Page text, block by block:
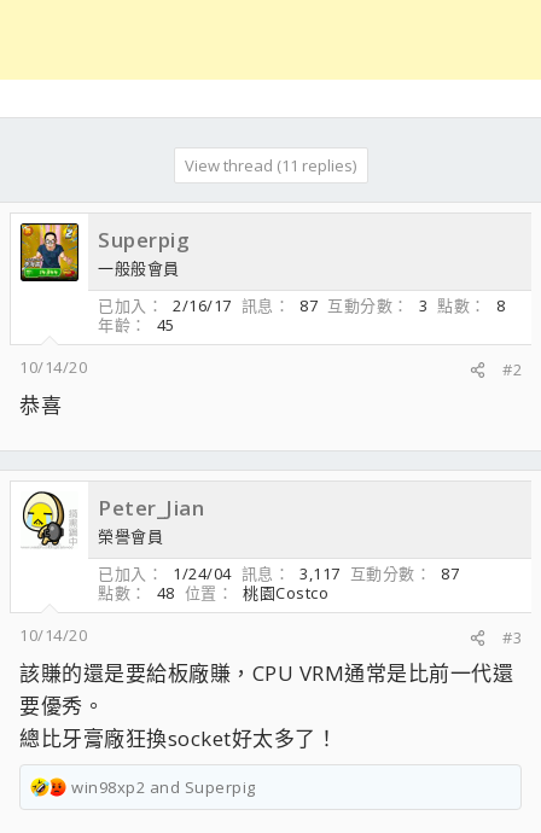
View thread (11 replies)
Superpig
一般般會員
已加入
2/16/17 訊息 87 互動分數 3 點數
8
年齡
45
10/14/20
#2
恭喜
Peter_Jian
榮譽會員
已加入
1/24/04 訊息 3,117 互動分數
87
點數
48 位置
桃園Costco
10/14/20
#3
該賺的還是要給板廠賺，CPU VRM通常是比前一代還
要優秀。
總比牙膏廠狂換socket好太多了！
R
win98xp2 and Superpig